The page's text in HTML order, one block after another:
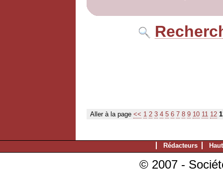
Aller à la page << 1 2 3 4 5 6 7 8 9 10 11 12
Rédacteurs
© 2007 -